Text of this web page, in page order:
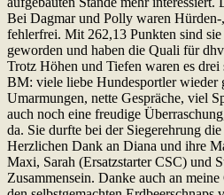
Bei Dagmar und Polly waren
fehlerfrei. Mit 262,13 Punkten sind
geworden und haben die Quali für
Trotz Höhen und Tiefen waren es drei
BM: viele liebe Hundesportler wieder
Umarmungen, nette Gespräche, viel
auch noch eine freudige
da. Sie durfte bei der Siegerehrung die
Herzlichen Dank an Diana und ihre
Maxi, Sarah (Ersatzstarter CSC) und
Zusammensein. Danke auch an